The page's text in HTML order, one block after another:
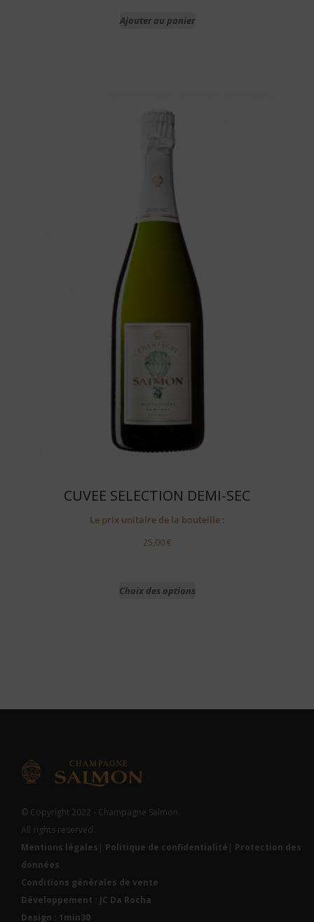
Ajouter au panier
CUVEE SELECTION DEMI-SEC
Le prix unitaire de la bouteille :
25,00€
Choix des options
© Copyright 2022 - Champagne Salmon.
All rights reserved.
Mentions légales | Politique de confidentialité | Protection des
données
Conditions générales de vente
Développement : JC Da Rocha
Design : 1min30